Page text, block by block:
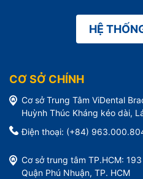
HỆ
CƠ SỞ CHÍNH
Cơ sở Trung Tâm ViDental
Huỳnh Thúc Kháng kéo dài,
Điện thoại: (+84)
Cơ sở trung tâm TP.HCM:
Quận Phú Nhuận, TP. HCM